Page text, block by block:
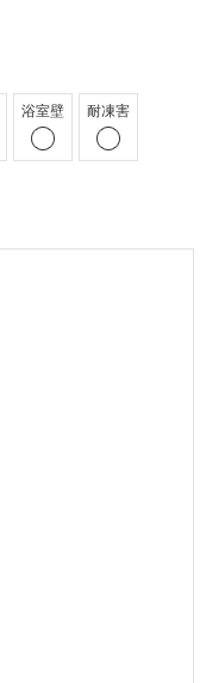
浴室壁 耐凍害